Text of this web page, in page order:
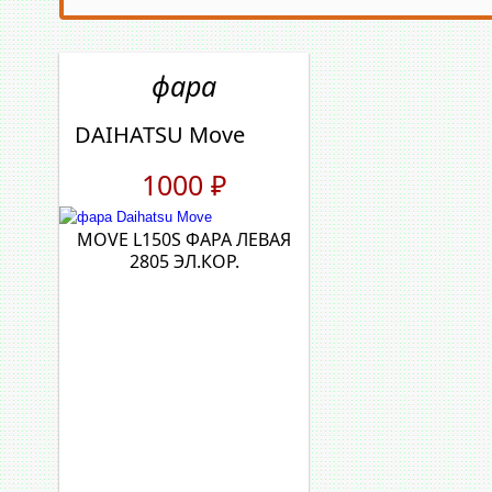
AUDI
BMW
CHEVROLET
LAND ROVER
LEXUS
LINCOLN
YRV
MOVE
CHARADE
PYZAR
фара
DAIHATSU Move
1000 ₽
MOVE L150S ФАРА ЛЕВАЯ
2805 ЭЛ.КОР.